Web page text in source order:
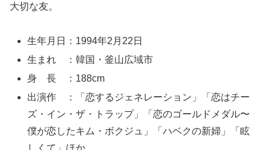
大切な友。
生年月日：1994年2月22日
生まれ ：韓国・釜山広域市
身 長 ：188cm
出演作 ：「恋するジェネレーション」「恋はチー
ズ・イン・ザ・トラップ」「恋のゴールドメダル〜
僕が恋したキム・ボクジュ」「ハベクの新婦」「眩